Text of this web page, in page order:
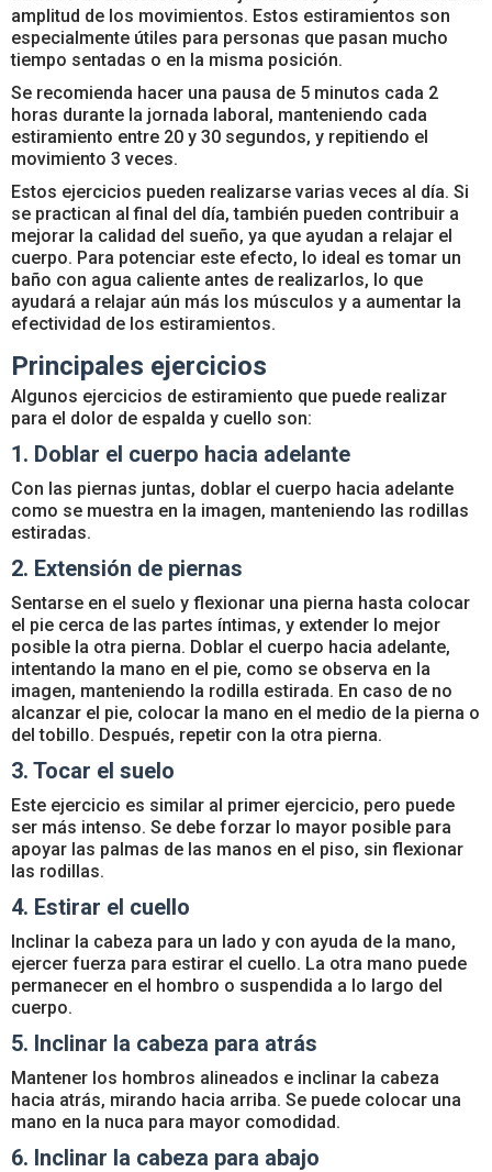
amplitud de los movimientos. Estos estiramientos son
especialmente útiles para personas que pasan mucho
tiempo sentadas o en la misma posición.
Se recomienda hacer una pausa de 5 minutos cada 2
horas durante la jornada laboral, manteniendo cada
estiramiento entre 20 y 30 segundos, y repitiendo el
movimiento 3 veces.
Estos ejercicios pueden realizarse varias veces al día. Si
se practican al final del día, también pueden contribuir a
mejorar la calidad del sueño, ya que ayudan a relajar el
cuerpo. Para potenciar este efecto, lo ideal es tomar un
baño con agua caliente antes de realizarlos, lo que
ayudará a relajar aún más los músculos y a aumentar la
efectividad de los estiramientos.
Principales ejercicios
Algunos ejercicios de estiramiento que puede realizar
para el dolor de espalda y cuello son:
1. Doblar el cuerpo hacia adelante
Con las piernas juntas, doblar el cuerpo hacia adelante
como se muestra en la imagen, manteniendo las rodillas
estiradas.
2. Extensión de piernas
Sentarse en el suelo y flexionar una pierna hasta colocar
el pie cerca de las partes íntimas, y extender lo mejor
posible la otra pierna. Doblar el cuerpo hacia adelante,
intentando la mano en el pie, como se observa en la
imagen, manteniendo la rodilla estirada. En caso de no
alcanzar el pie, colocar la mano en el medio de la pierna o
del tobillo. Después, repetir con la otra pierna.
3. Tocar el suelo
Este ejercicio es similar al primer ejercicio, pero puede
ser más intenso. Se debe forzar lo mayor posible para
apoyar las palmas de las manos en el piso, sin flexionar
las rodillas.
4. Estirar el cuello
Inclinar la cabeza para un lado y con ayuda de la mano,
ejercer fuerza para estirar el cuello. La otra mano puede
permanecer en el hombro o suspendida a lo largo del
cuerpo.
5. Inclinar la cabeza para atrás
Mantener los hombros alineados e inclinar la cabeza
hacia atrás, mirando hacia arriba. Se puede colocar una
mano en la nuca para mayor comodidad.
6. Inclinar la cabeza para abajo